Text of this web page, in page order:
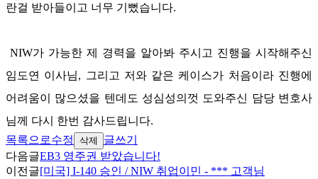
란걸 받아들이고 너무 기뻤습니다.
NIW가 가능한 제 경력을 알아봐 주시고 진행을 시작해주신
임도연 이사님, 그리고 저와 같은 케이스가 처음이라 진행에
어려움이 많으셨을 텐데도 성심성의껏 도와주신 담당 변호사
님께 다시 한번 감사드립니다.
목록으로수정 삭제
글쓰기
다음글EB3 영주권 받았습니다!
이전글[미국] I-140 승인 / NIW 취업이민 - *** 고객님